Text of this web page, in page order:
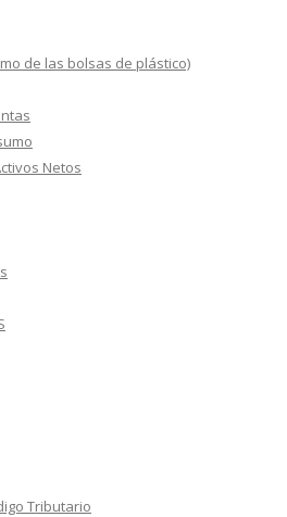
de las bolsas de plástico)
Netos
Tributario